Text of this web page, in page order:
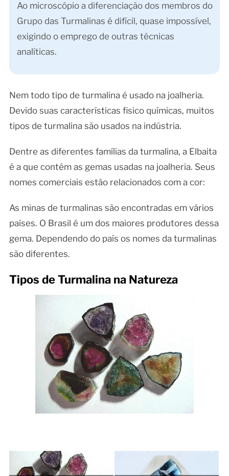
Ao microscópio a diferenciação dos membros do
Grupo das Turmalinas é difícil, quase impossível,
exigindo o emprego de outras técnicas
analíticas.
Nem todo tipo de turmalina é usado na joalheria.
Devido suas características fisico químicas, muitos
tipos de turmalina são usados na indústria.
Dentre as diferentes famílias da turmalina, a Elbaita
é a que contém as gemas usadas na joalheria. Seus
nomes comerciais estão relacionados com a cor:
As minas de turmalinas são encontradas em vários
países. O Brasil é um dos maiores produtores dessa
gema. Dependendo do país os nomes da turmalinas
são diferentes.
Tipos de Turmalina na Natureza